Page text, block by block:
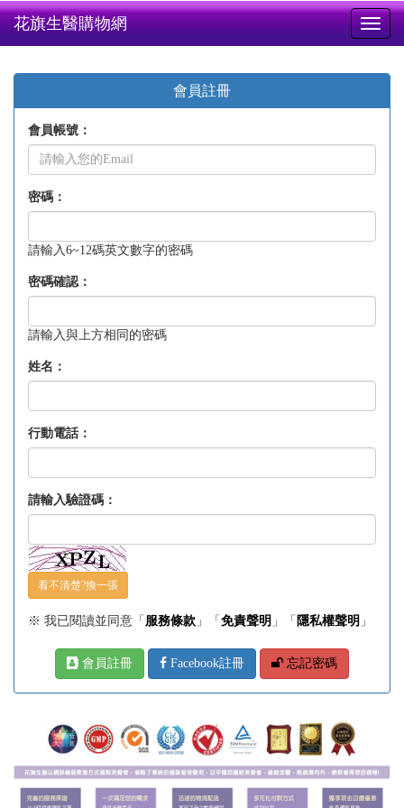
Toggle
花旗生醫購物網
會員註冊
會員帳號：
密碼：
請輸入6~12碼英文數字的密碼
密碼確認：
請輸入與上方相同的密碼
姓名：
行動電話：
請輸入驗證碼：
看不清楚?換一張
※ 我已閱讀並同意「 服務條款 」「 免責聲明 」「 隱私權聲明 」
會員註冊 Facebook註冊 忘記密碼